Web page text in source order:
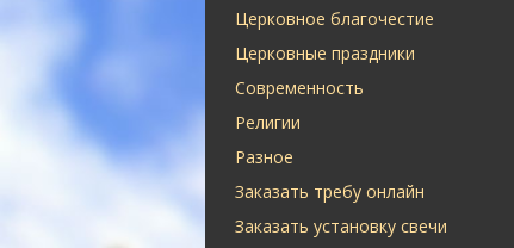
Церковное благочестие
Церковные праздники
Современность
Религии
Разное
Заказать требу онлайн
Заказать установку свечи